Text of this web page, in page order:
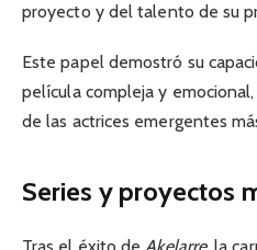
proyecto y del talento de su
Este papel demostró su
película compleja y
de las actrices emergentes
Series y proyectos
Tras el éxito de Akelarre, la